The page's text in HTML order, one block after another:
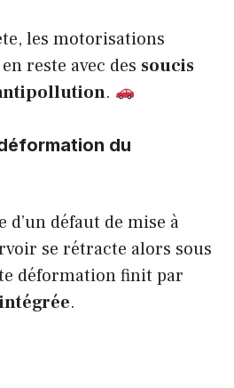
les motorisations
reste avec des soucis
.
du
d’un défaut de mise à
se rétracte alors sous
déformation finit par
.